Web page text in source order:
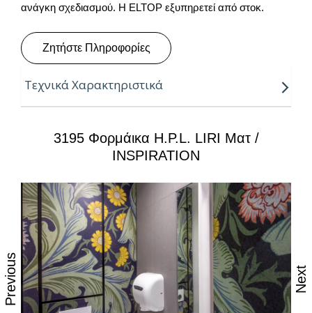
ανάγκη σχεδιασμού. H ELTOP εξυπηρετεί από στοκ.
Ζητήστε Πληροφορίες
Τεχνικά Χαρακτηριστικά
-Ανθεκτικότητα στη θερμότητα το νερό και τον ατμό
-Ισχυρές αντοχές στη καθημερινή φθορά από τριβή,
-Δυνατότητα εύκολου καθημερινού καθαρισμού με
όλες τις οικιακές χημικές ουσίες
-Επιφάνεια απόλυτα υγιεινή
-υψηλή αντοχή στον αποχρωματισμό
-εύκολη μεταφορά και τοποθέτηση
3195 Φορμάικα H.P.L. LIRI Ματ /
INSPIRATION
Previous Next